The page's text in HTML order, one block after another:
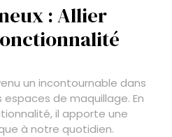
: Allier
un incontournable dans
de maquillage. En
il apporte une
à notre quotidien.